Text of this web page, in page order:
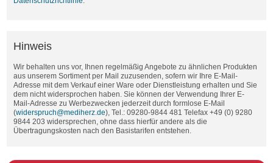
Hinweis
Wir behalten uns vor, Ihnen regelmäßig Angebote zu ähnlichen Produkten
aus unserem Sortiment per Mail zuzusenden, sofern wir Ihre E-Mail-
Adresse mit dem Verkauf einer Ware oder Dienstleistung erhalten und Sie
dem nicht widersprochen haben. Sie können der Verwendung Ihrer E-
Mail-Adresse zu Werbezwecken jederzeit durch formlose E-Mail
(widerspruch@mediherz.de), Tel.: 09280-9844 481 Telefax +49 (0) 9280
9844 203 widersprechen, ohne dass hierfür andere als die
Übertragungskosten nach den Basistarifen entstehen.